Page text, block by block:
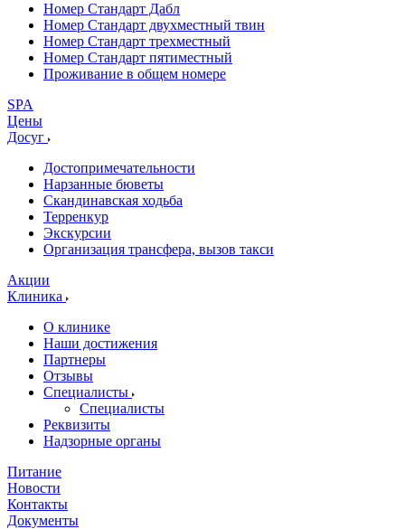
Номер Стандарт Дабл
Номер Стандарт двухместный твин
Номер Стандарт трехместный
Номер Стандарт пятиместный
Проживание в общем номере
SPA
Цены
Досуг
Достопримечательности
Нарзанные бюветы
Скандинавская ходьба
Терренкур
Экскурсии
Организация трансфера, вызов такси
Акции
Клиника
О клинике
Наши достижения
Партнеры
Отзывы
Специалисты
Специалисты
Реквизиты
Надзорные органы
Питание
Новости
Контакты
Документы